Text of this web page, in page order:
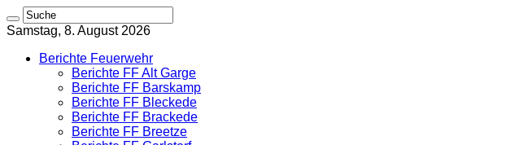
Samstag, 8. August 2026
Berichte Feuerwehr
Berichte FF Alt Garge
Berichte FF Barskamp
Berichte FF Bleckede
Berichte FF Brackede
Berichte FF Breetze